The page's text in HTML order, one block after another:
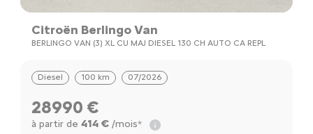
Citroën Berlingo Van
BERLINGO VAN (3) XL CU MAJ DIESEL 130 CH AUTO CA REPL
Diesel 100 km 07/2026
28990 €
à partir de 414 €/mois*